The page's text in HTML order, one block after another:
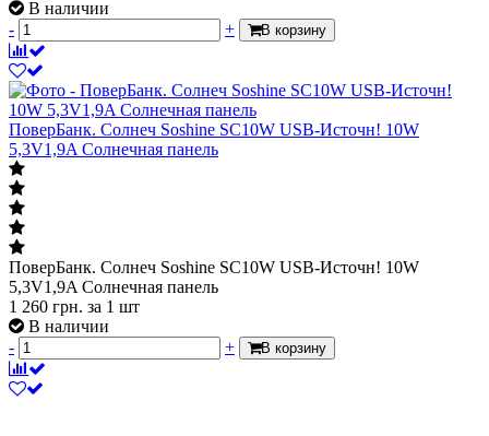
В наличии
-
+ В корзину
ПоверБанк. Солнеч Soshine SC10W USB-Источн! 10W
5,3V1,9A Солнечная панель
ПоверБанк. Солнеч Soshine SC10W USB-Источн! 10W
5,3V1,9A Солнечная панель
1 260 грн. за 1 шт
В наличии
-
+ В корзину